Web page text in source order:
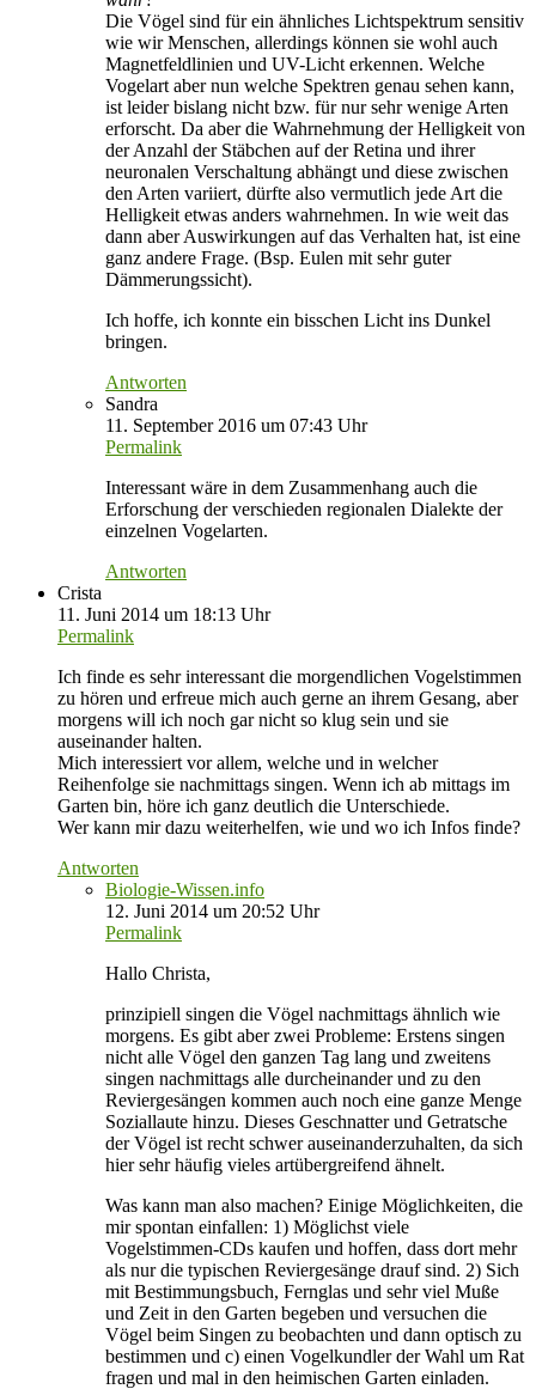
Die Vögel sind für ein ähnliches Lichtspektrum sensitiv
wie wir Menschen, allerdings können sie wohl auch
Magnetfeldlinien und UV-Licht erkennen. Welche
Vogelart aber nun welche Spektren genau sehen kann,
ist leider bislang nicht bzw. für nur sehr wenige Arten
erforscht. Da aber die Wahrnehmung der Helligkeit von
der Anzahl der Stäbchen auf der Retina und ihrer
neuronalen Verschaltung abhängt und diese zwischen
den Arten variiert, dürfte also vermutlich jede Art die
Helligkeit etwas anders wahrnehmen. In wie weit das
dann aber Auswirkungen auf das Verhalten hat, ist eine
ganz andere Frage. (Bsp. Eulen mit sehr guter
Dämmerungssicht).
Ich hoffe, ich konnte ein bisschen Licht ins Dunkel
bringen.
Antworten
Sandra
11. September 2016 um 07:43 Uhr
Permalink
Interessant wäre in dem Zusammenhang auch die
Erforschung der verschieden regionalen Dialekte der
einzelnen Vogelarten.
Antworten
Crista
11. Juni 2014 um 18:13 Uhr
Permalink
Ich finde es sehr interessant die morgendlichen Vogelstimmen
zu hören und erfreue mich auch gerne an ihrem Gesang, aber
morgens will ich noch gar nicht so klug sein und sie
auseinander halten.
Mich interessiert vor allem, welche und in welcher
Reihenfolge sie nachmittags singen. Wenn ich ab mittags im
Garten bin, höre ich ganz deutlich die Unterschiede.
Wer kann mir dazu weiterhelfen, wie und wo ich Infos finde?
Antworten
Biologie-Wissen.info
12. Juni 2014 um 20:52 Uhr
Permalink
Hallo Christa,
prinzipiell singen die Vögel nachmittags ähnlich wie
morgens. Es gibt aber zwei Probleme: Erstens singen
nicht alle Vögel den ganzen Tag lang und zweitens
singen nachmittags alle durcheinander und zu den
Reviergesängen kommen auch noch eine ganze Menge
Soziallaute hinzu. Dieses Geschnatter und Getratsche
der Vögel ist recht schwer auseinanderzuhalten, da sich
hier sehr häufig vieles artübergreifend ähnelt.
Was kann man also machen? Einige Möglichkeiten, die
mir spontan einfallen: 1) Möglichst viele
Vogelstimmen-CDs kaufen und hoffen, dass dort mehr
als nur die typischen Reviergesänge drauf sind. 2) Sich
mit Bestimmungsbuch, Fernglas und sehr viel Muße
und Zeit in den Garten begeben und versuchen die
Vögel beim Singen zu beobachten und dann optisch zu
bestimmen und c) einen Vogelkundler der Wahl um Rat
fragen und mal in den heimischen Garten einladen.